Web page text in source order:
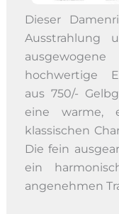
Dieser
Ausstrahlung
hochwertige
aus 750/-
eine warme,
klassischen
Die fein
ein
angenehmen